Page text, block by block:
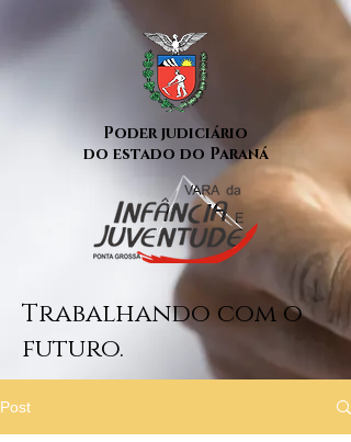
Poder judiciário
do estado do Paraná
Trabalhando com o
futuro.
Post